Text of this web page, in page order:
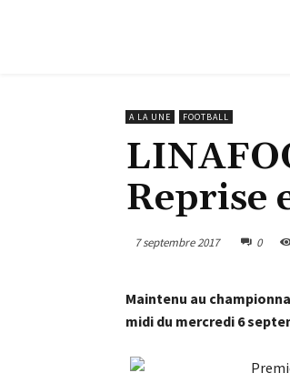
A LA UNE FOOTBALL
Reprise
7 septembre 2017 0
Maintenu au
midi du mercredi 6